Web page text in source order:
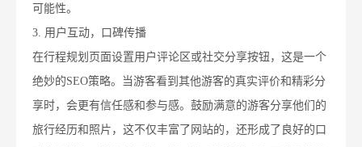
可能性。
3. 用户互动，口碑传播
在行程规划页面设置用户评论区或社交分享按钮，这是一个
绝妙的SEO策略。当游客看到其他游客的真实评价和精彩分
享时，会更有信任感和参与感。鼓励满意的游客分享他们的
旅行经历和照片，这不仅丰富了网站的，还形成了良好的口